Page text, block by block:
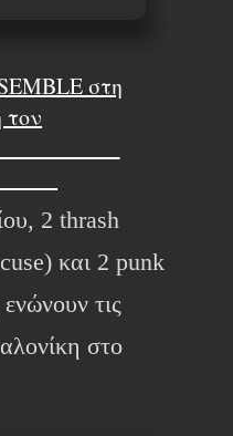
στη
τον
2 thrash
και 2 punk
τις
στο